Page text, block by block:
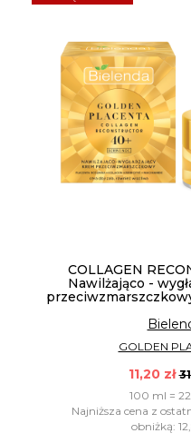
COLLAGEN
Nawilżająco -
GOLDEN
11,20 zł
100 ml =
Najniższa cena z
obniżką: